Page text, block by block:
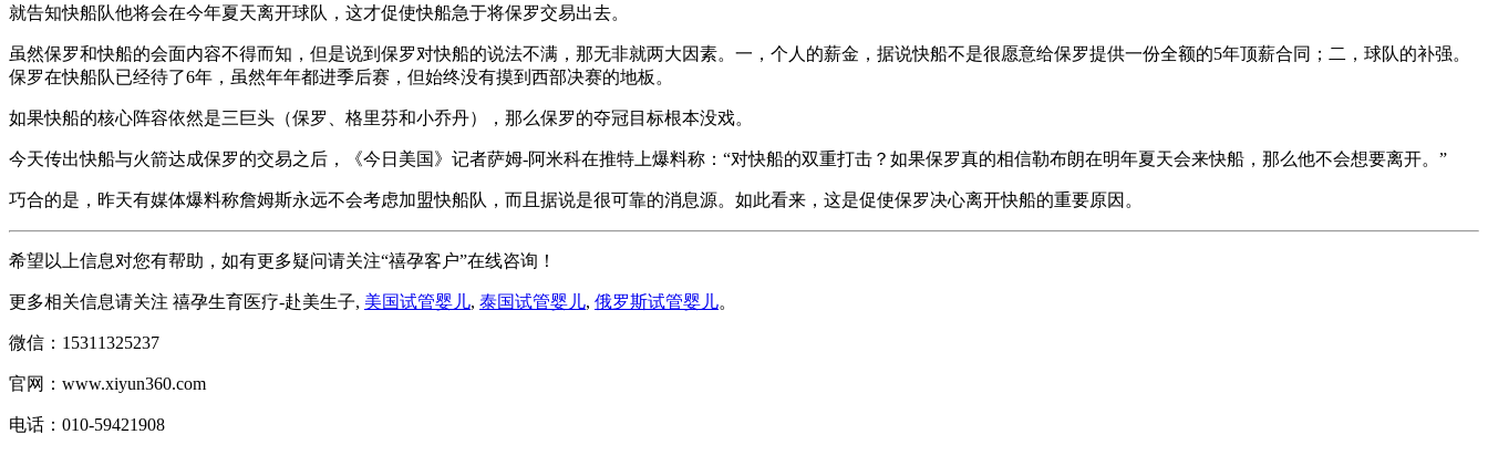
就告知快船队他将会在今年夏天离开球队，这才促使快船急于将保罗交易出去。
虽然保罗和快船的会面内容不得而知，但是说到保罗对快船的说法不满，那无非就两大因素。一，个人的薪金，据说快船不是很愿意给保罗提供一份全额的5年顶薪合同；二，球队的补强。
保罗在快船队已经待了6年，虽然年年都进季后赛，但始终没有摸到西部决赛的地板。
如果快船的核心阵容依然是三巨头（保罗、格里芬和小乔丹），那么保罗的夺冠目标根本没戏。
今天传出快船与火箭达成保罗的交易之后，《今日美国》记者萨姆-阿米科在推特上爆料称：“对快船的双重打击？如果保罗真的相信勒布朗在明年夏天会来快船，那么他不会想要离开。”
巧合的是，昨天有媒体爆料称詹姆斯永远不会考虑加盟快船队，而且据说是很可靠的消息源。如此看来，这是促使保罗决心离开快船的重要原因。
希望以上信息对您有帮助，如有更多疑问请关注“禧孕客户”在线咨询！
更多相关信息请关注 禧孕生育医疗-赴美生子, 美国试管婴儿, 泰国试管婴儿, 俄罗斯试管婴儿。
微信：15311325237
官网：www.xiyun360.com
电话：010-59421908